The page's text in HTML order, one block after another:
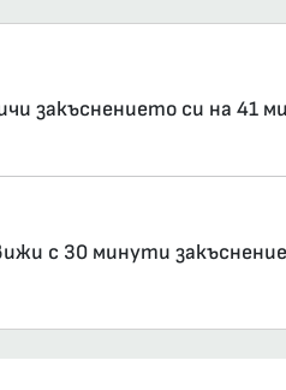
закъснението си на 41
с 30 минути